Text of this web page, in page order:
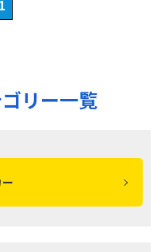
1
リー一覧